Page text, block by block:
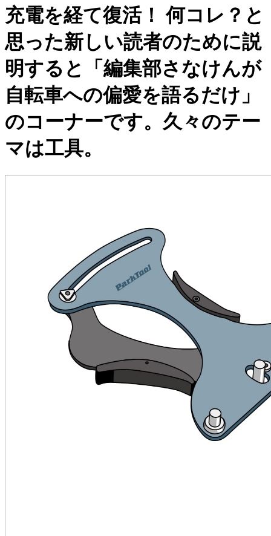
充電を経て復活！ 何コレ？と
思った新しい読者のために説
明すると「編集部さなけんが
自転車への偏愛を語るだけ」
のコーナーです。久々のテー
マは工具。